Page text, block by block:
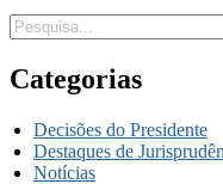
Categorias
Decisões do Presidente
Destaques de
Notícias